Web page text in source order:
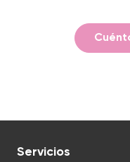
Servicios